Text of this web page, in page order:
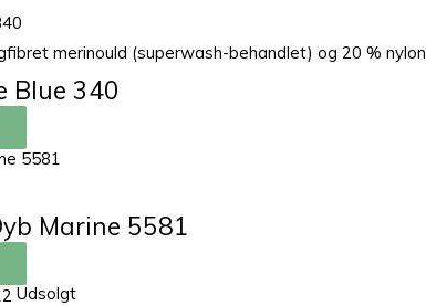
merinould (superwash-behandlet) og 20 % nylon
Blue 340
Marine 5581
Udsolgt